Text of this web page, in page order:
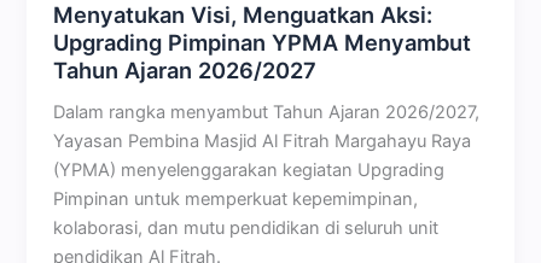
Menyatukan Visi, Menguatkan Aksi:
Upgrading Pimpinan YPMA Menyambut
Tahun Ajaran 2026/2027
Dalam rangka menyambut Tahun Ajaran 2026/2027,
Yayasan Pembina Masjid Al Fitrah Margahayu Raya
(YPMA) menyelenggarakan kegiatan Upgrading
Pimpinan untuk memperkuat kepemimpinan,
kolaborasi, dan mutu pendidikan di seluruh unit
pendidikan Al Fitrah.